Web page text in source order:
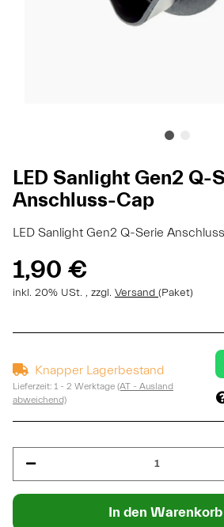
LED Sanlight Gen2 Q-
Anschluss-Cap
LED Sanlight Gen2 Q-Serie
1,90 €
inkl. 20% USt. , zzgl. Versand (Paket)
Knapper Lagerbestand
Lieferzeit: 1 - 2 Werktage (AT - Ausland
abweichend)
In den Warenkorb